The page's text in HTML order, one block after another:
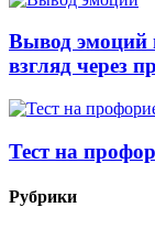
Вывод эмоций
взгляд через
Тест на
Рубрики